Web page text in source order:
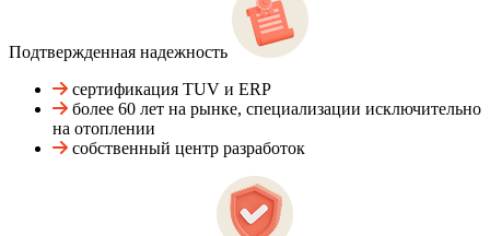
Подтвержденная надежность
сертификация TUV и ERP
более 60 лет на рынке, специализации исключительно
на отоплении
собственный центр разработок